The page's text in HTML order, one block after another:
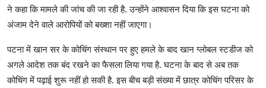
ने कहा कि मामले की जांच की जा रही है. उन्‍होंने आश्‍वास‍न दिया कि इस घटना को
अंजाम देने वाले आरोपियों को बख्‍शा नहीं जाएगा।
पटना में खान सर के कोचिंग संस्थान पर हुए हमले के बाद खान ग्लोबल स्टडीज को
अगले आदेश तक बंद रखने का फैसला लिया गया है. घटना के बाद से अब तक
कोचिंग में पढ़ाई शुरू नहीं हो सकी है. इस बीच बड़ी संख्या में छात्र कोचिंग परिसर के